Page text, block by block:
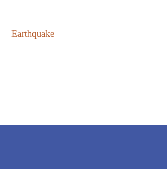
Earthquake